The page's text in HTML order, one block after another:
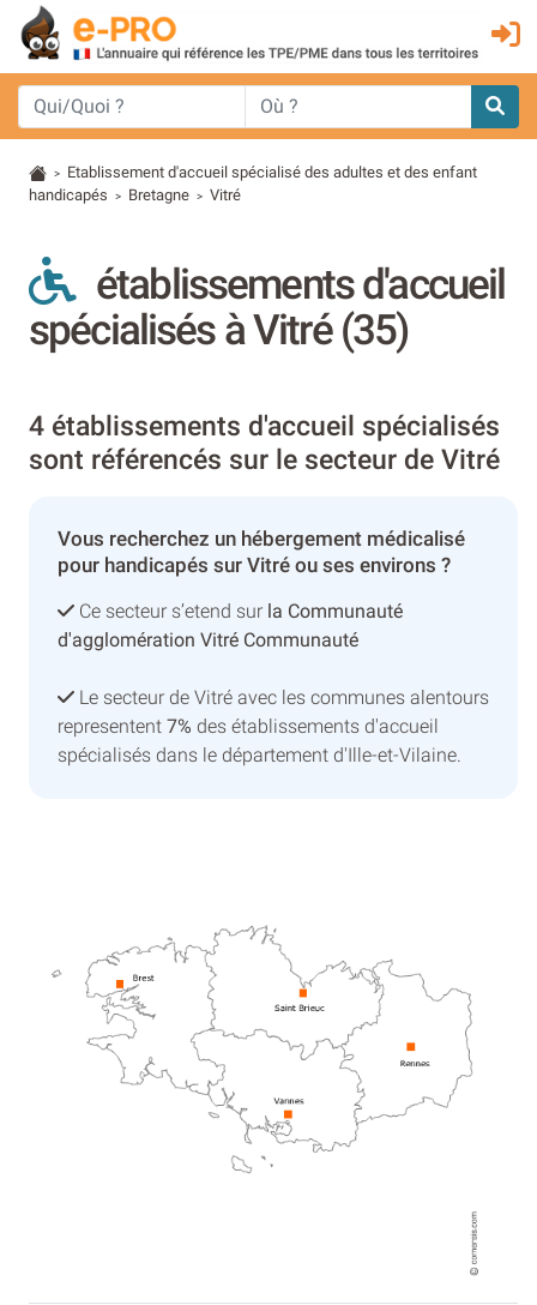
> Etablissement d'accueil spécialisé des adultes et des enfant
handicapés > Bretagne > Vitré
établissements d'accueil
spécialisés à Vitré (35)
4 établissements d'accueil spécialisés
sont référencés sur le secteur de Vitré
Vous recherchez un hébergement médicalisé
pour handicapés sur Vitré ou ses environs ?
Ce secteur s’etend sur la Communauté
d'agglomération Vitré Communauté
Le secteur de Vitré avec les communes alentours
representent 7% des établissements d'accueil
spécialisés dans le département d'Ille-et-Vilaine.